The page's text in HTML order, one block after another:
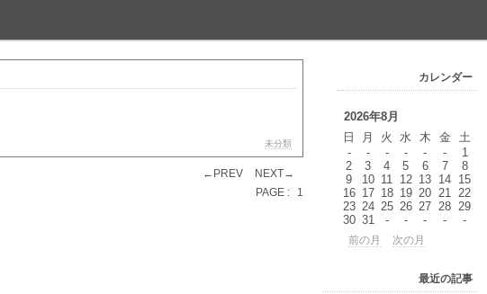
未分類
←PREV
NEXT→
PAGE :
1
カレンダー
2026年8月
日
月 火 水 木 金
土
-
- - - - -
1
2
3 4 5 6 7
8
9
10 11 12 13 14 15
16 17 18 19 20 21 22
23 24 25 26 27 28 29
30 31 - - - - -
前の月 次の月
最近の記事